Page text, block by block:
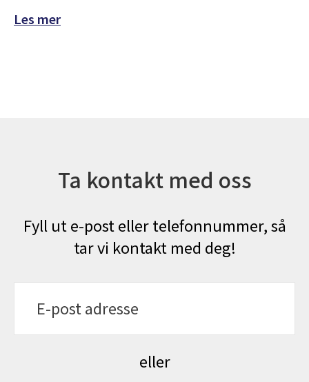
Les mer
Ta kontakt med oss
Fyll ut e-post eller telefonnummer, så
tar vi kontakt med deg!
E
o
eller